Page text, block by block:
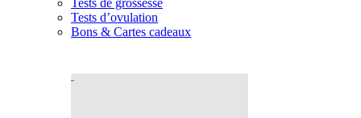
Tests de grossesse
Tests d’ovulation
Bons & Cartes cadeaux